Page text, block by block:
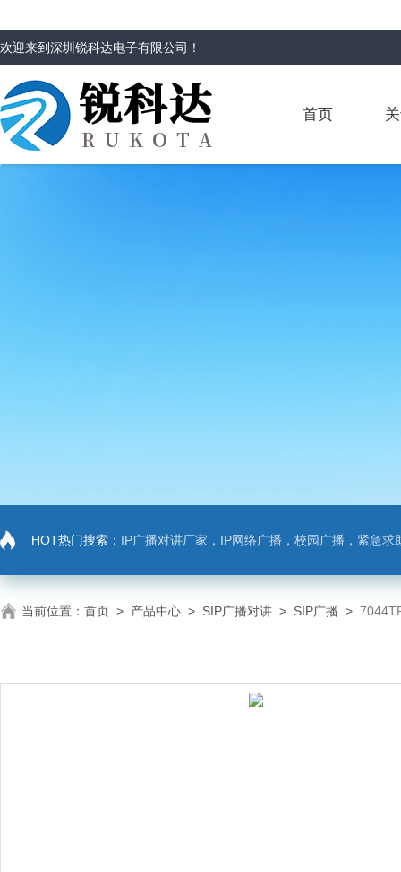
欢迎来到深圳锐科达电子有限公司 ！
首页
HOT热门搜索： IP广播对讲厂家，IP网络广播，校园广播，紧急求助，IP广播对讲系
当前位置： 首页 > 产品中心 > SIP广播对讲 > SIP广播 >